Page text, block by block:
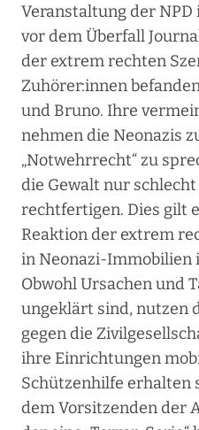
Veranstaltung der
vor dem Überfall
der extrem rechten
Zuhörer:innen
und Bruno. Ihre
nehmen die Neonazis
„Notwehrrecht“ zu
die Gewalt nur
rechtfertigen. Dies gilt
Reaktion der extrem
in Neonazi-Immobilien
Obwohl Ursachen und
ungeklärt sind, nutzen
gegen die
ihre Einrichtungen
Schützenhilfe erhalten
dem Vorsitzenden der